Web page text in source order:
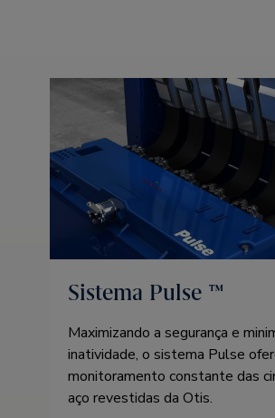
Sistema Pulse ™
Maximizando a segurança e
inatividade, o sistema Pulse
monitoramento constante das
aço revestidas da Otis.